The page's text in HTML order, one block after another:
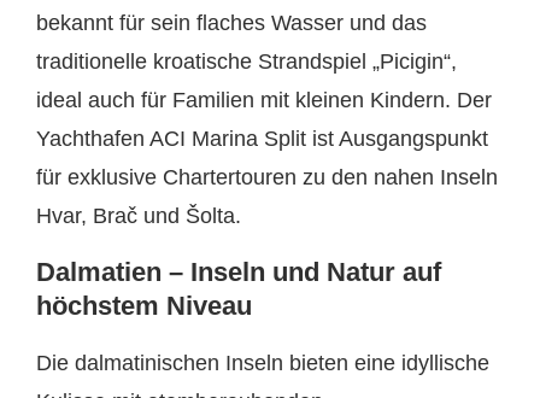
bekannt für sein flaches Wasser und das
traditionelle kroatische Strandspiel „Picigin“,
ideal auch für Familien mit kleinen Kindern. Der
Yachthafen ACI Marina Split ist Ausgangspunkt
für exklusive Charter­touren zu den nahen Inseln
Hvar, Brač und Šolta.
Dalmatien – Inseln und Natur auf
höchstem Niveau
Die dalmatinischen Inseln bieten eine idyllische